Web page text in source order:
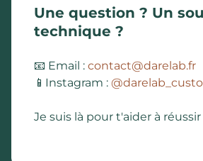
Une question ? Un
technique ?
📧 Email : contact@darelab.fr
📱Instagram :
Je suis là pour t'aider à réussir